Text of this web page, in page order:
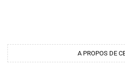
A PROPOS DE